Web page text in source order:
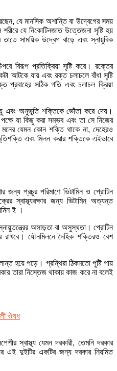
যে মানসিক অশান্তি বা উদ্বেগের সময়
যে নিকোটিনজাত উত্তেজনা সৃষ্টি হয়
তাতে সাময়িক উদ্বেগ বাড়ে এবং স্নায়ুবিক
বিরূপ প্রতিক্রিয়া সৃষ্টি করে। রক্তের
আটকে যায় এবং রক্ত চলাচলে বাঁধা সৃষ্টি
সঠিক গতি এবং চলাচল ক্রিয়া
এবং অনুভূতি শক্তিকে ভোঁতা করে দেয়।
যা কিছু করা সম্ভব এবং তা সে নিজের
যেমন কোন শক্তি থাকে না, দেহেরও
এবং মিলন করার শক্তিকে এইভাবে
জন্য প্রচুর পরিমাণে ভিটামিন ও প্রোটিন
স্বাস্থ্যরক্ষার জন্য ভিটামিন অত্যন্ত
ই ।
অসাড়তা বা অসুস্থতা। প্রোটিন
যৌনমিলনে দৈহিক শক্তিরও বেশ
হয়ে পড়ে। গ্রন্থিরা ঠিকমতো পুষ্টি পায়
তারা নিস্তেজ থাকায় কাজ করে না বলেই
ঔষধ
স্বাস্থ্য যেমন দরকারী, তেমনি দরকার
এই দুইটির একটির জন্য দরকার নিয়মিত